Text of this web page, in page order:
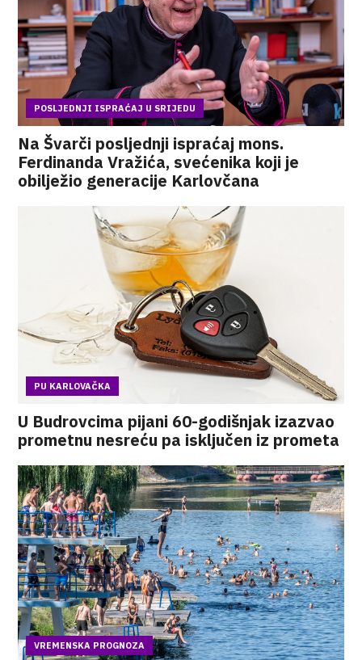
POSLJEDNJI ISPRAĆAJ U SRIJEDU
Na Švarči posljednji ispraćaj mons.
Ferdinanda Vražića, svećenika koji je
obilježio generacije Karlovčana
PU KARLOVAČKA
U Budrovcima pijani 60-godišnjak izazvao
prometnu nesreću pa isključen iz prometa
VREMENSKA PROGNOZA